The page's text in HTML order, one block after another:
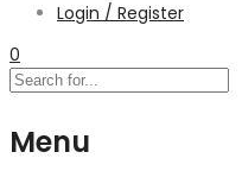
Login / Register
0
Menu